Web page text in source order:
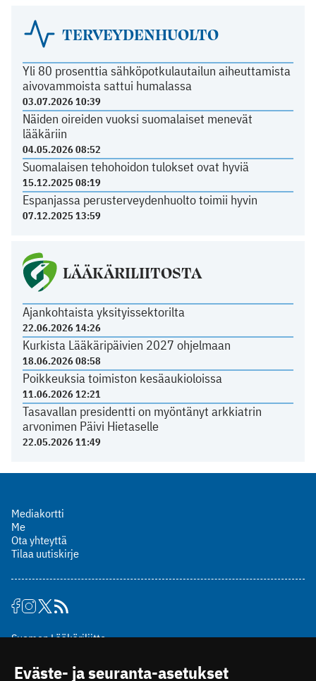
TERVEYDENHUOLTO
Yli 80 prosenttia sähköpotkulautailun aiheuttamista
aivovammoista sattui humalassa
03.07.2026 10:39
Näiden oireiden vuoksi suomalaiset menevät
lääkäriin
04.05.2026 08:52
Suomalaisen tehohoidon tulokset ovat hyviä
15.12.2025 08:19
Espanjassa perusterveydenhuolto toimii hyvin
07.12.2025 13:59
LÄÄKÄRILIITOSTA
Ajankohtaista yksityissektorilta
22.06.2026 14:26
Kurkista Lääkäripäivien 2027 ohjelmaan
18.06.2026 08:58
Poikkeuksia toimiston kesäaukioloissa
11.06.2026 12:21
Tasavallan presidentti on myöntänyt arkkiatrin
arvonimen Päivi Hietaselle
22.05.2026 11:49
Mediakortti
Me
Ota yhteyttä
Tilaa uutiskirje
Suomen Lääkäriliitto
00510 Helsinki
Eväste- ja seuranta-asetukset